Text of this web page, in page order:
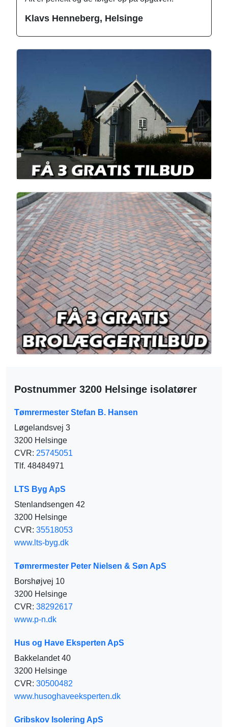
Klavs Henneberg, Helsinge
Postnummer 3200 Helsinge isolatører
Tømrermester Stefan B. Hansen
Løgelandsvej 3
3200 Helsinge
CVR: 25745051
Tlf. 48484971
LTS Byg ApS
Stenlandsengen 42
3200 Helsinge
CVR: 35518053
www.lts-byg.dk
Tømrermester Peter Nielsen & Søn ApS
Borshøjvej 10
3200 Helsinge
CVR: 38292617
www.p-n.dk
Hus og Have Eksperten ApS
Bakkelandet 40
3200 Helsinge
CVR: 30500482
www.husoghaveeksperten.dk
Gribskov Isolering ApS